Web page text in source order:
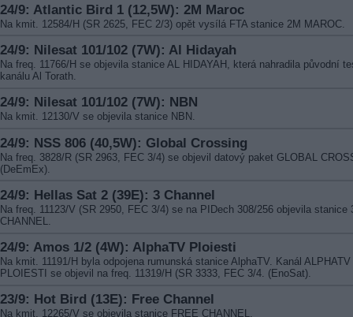
24/9: Atlantic Bird 1 (12,5W): 2M Maroc
Na kmit. 12584/H (SR 2625, FEC 2/3) opět vysílá FTA stanice 2M MAROC.
24/9: Nilesat 101/102 (7W): Al Hidayah
Na freq. 11766/H se objevila stanice AL HIDAYAH, která nahradila původní
kanálu Al Torath.
24/9: Nilesat 101/102 (7W): NBN
Na kmit. 12130/V se objevila stanice NBN.
24/9: NSS 806 (40,5W): Global Crossing
Na freq. 3828/R (SR 2963, FEC 3/4) se objevil datový paket GLOBAL
(DeEmEx).
24/9: Hellas Sat 2 (39E): 3 Channel
Na freq. 11123/V (SR 2950, FEC 3/4) se na PIDech 308/256 objevila stanice
CHANNEL.
24/9: Amos 1/2 (4W): AlphaTV Ploiesti
Na kmit. 11191/H byla odpojena rumunská stanice AlphaTV. Kanál ALPHATV
PLOIESTI se objevil na freq. 11319/H (SR 3333, FEC 3/4. (EnoSat).
23/9: Hot Bird (13E): Free Channel
Na kmit. 12265/V se objevila stanice FREE CHANNEL.